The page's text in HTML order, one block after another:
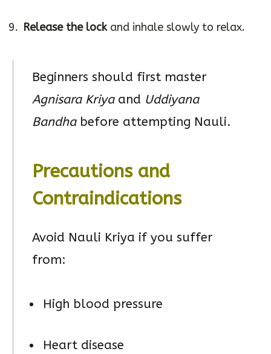
Release the lockand inhale slowly to relax.
Beginners should first master
Agnisara Kriyaand Uddiyana
Bandhabefore attempting Nauli.
Precautions and
Contraindications
Avoid Nauli Kriya if you suffer
from:
High blood pressure
Heart disease